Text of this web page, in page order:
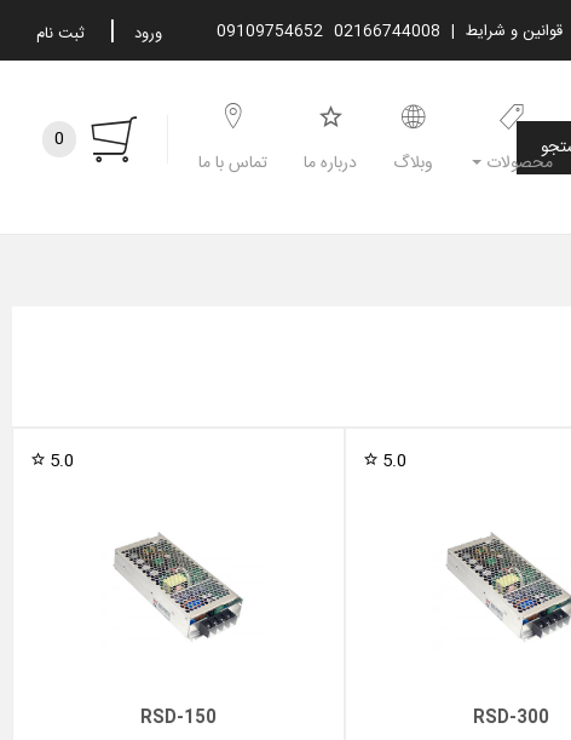
ورود | ثبت نام قوانین و شرایط |
02166744008
09109754652
محصولات وبلاگ درباره ما تماس با ما
0
5.0
RSD-300
5.0
RSD-150